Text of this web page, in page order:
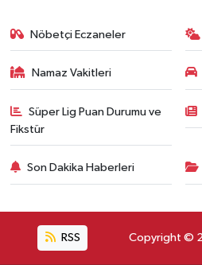
Nöbetçi Eczaneler
Namaz Vakitleri
Süper Lig Puan Durumu ve
Fikstür
Son Dakika Haberleri
RSS Copyright ©